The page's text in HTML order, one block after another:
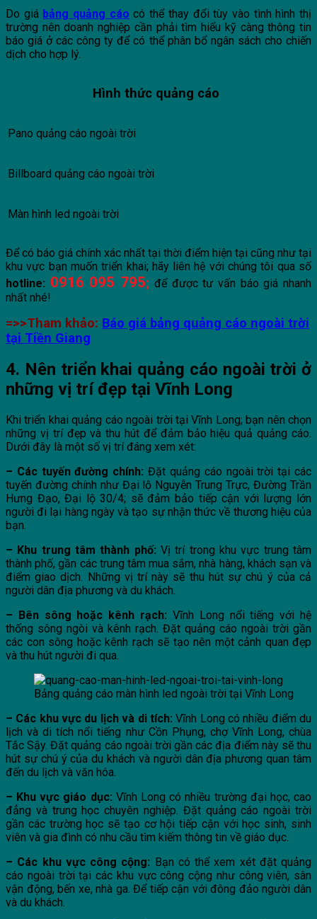
Do giá bảng quảng cáo có thể thay đổi tùy vào tình hình thị
trường nên doanh nghiệp cần phải tìm hiểu kỹ càng thông tin
báo giá ở các công ty để có thể phân bổ ngân sách cho chiến
dịch cho hợp lý.
Hình thức quảng cáo
Pano quảng cáo ngoài trời
Billboard quảng cáo ngoài trời
Màn hình led ngoài trời
Để có báo giá chính xác nhất tại thời điểm hiện tại cũng như tại
khu vực bạn muốn triển khai; hãy liên hệ với chúng tôi qua số
hotline: 0916 095 795; để được tư vấn báo giá nhanh
nhất nhé!
=>>Tham khảo: Báo giá bảng quảng cáo ngoài trời
tại Tiền Giang
4. Nên triển khai quảng cáo ngoài trời ở
những vị trí đẹp tại Vĩnh Long
Khi triển khai quảng cáo ngoài trời tại Vĩnh Long; bạn nên chọn
những vị trí đẹp và thu hút để đảm bảo hiệu quả quảng cáo.
Dưới đây là một số vị trí đáng xem xét:
– Các tuyến đường chính: Đặt quảng cáo ngoài trời tại các
tuyến đường chính như Đại lộ Nguyễn Trung Trực, Đường Trần
Hưng Đạo, Đại lộ 30/4; sẽ đảm bảo tiếp cận với lượng lớn
người đi lại hàng ngày và tạo sự nhận thức về thương hiệu của
bạn.
– Khu trung tâm thành phố: Vị trí trong khu vực trung tâm
thành phố, gần các trung tâm mua sắm, nhà hàng, khách sạn và
điểm giao dịch. Những vị trí này sẽ thu hút sự chú ý của cả
người dân địa phương và du khách.
– Bên sông hoặc kênh rạch: Vĩnh Long nổi tiếng với hệ
thống sông ngòi và kênh rạch. Đặt quảng cáo ngoài trời gần
các con sông hoặc kênh rạch sẽ tạo nên một cảnh quan đẹp
và thu hút người đi qua.
Bảng quảng cáo màn hình led ngoài trời tại Vĩnh Long
– Các khu vực du lịch và di tích:Vĩnh Long có nhiều điểm du
lịch và di tích nổi tiếng như Cồn Phụng, chợ Vĩnh Long, chùa
Tắc Sậy. Đặt quảng cáo ngoài trời gần các địa điểm này sẽ thu
hút sự chú ý của du khách và người dân địa phương quan tâm
đến du lịch và văn hóa.
– Khu vực giáo dục: Vĩnh Long có nhiều trường đại học, cao
đẳng và trung học chuyên nghiệp. Đặt quảng cáo ngoài trời
gần các trường học sẽ tạo cơ hội tiếp cận với học sinh, sinh
viên và gia đình có nhu cầu tìm kiếm thông tin về giáo dục.
– Các khu vực công cộng: Bạn có thể xem xét đặt quảng
cáo ngoài trời tại các khu vực công cộng như công viên, sân
vận động, bến xe, nhà ga. Để tiếp cận với đông đảo người dân
và du khách.